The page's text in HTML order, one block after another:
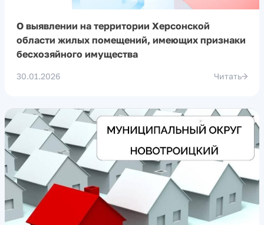
О выявлении на территории Херсонской
области жилых помещений, имеющих признаки
бесхозяйного имущества
30.01.2026 Читать